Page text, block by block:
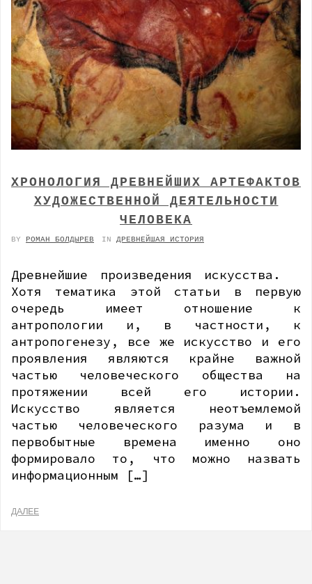
ХРОНОЛОГИЯ ДРЕВНЕЙШИХ АРТЕФАКТОВ
ХУДОЖЕСТВЕННОЙ ДЕЯТЕЛЬНОСТИ
ЧЕЛОВЕКА
BY РОМАН БОЛДЫРЕВ IN ДРЕВНЕЙШАЯ ИСТОРИЯ
Древнейшие произведения искусства.
Хотя тематика этой статьи в первую
очередь имеет отношение к
антропологии и, в частности, к
антропогенезу, все же искусство и его
проявления являются крайне важной
частью человеческого общества на
протяжении всей его истории.
Искусство является неотъемлемой
частью человеческого разума и в
первобытные времена именно оно
формировало то, что можно назвать
информационным […]
ДАЛЕЕ